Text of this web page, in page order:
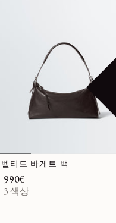
벨티드 바게트 백
정가
990€
3 색상